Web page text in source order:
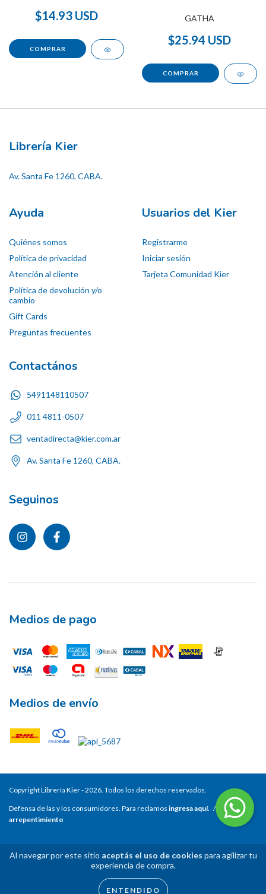
Al navegar por este sitio aceptás el uso de cookies para agilizar tu
experiencia de compra.
ENTENDIDO
$14.93 USD GATHA
$25.94 USD
Librería Kier
Av. Santa Fe 1260, CABA.
Ayuda
Quiénes somos
Política de privacidad
Atención al cliente
Política de devolución y/o
cambio
Gift Cards
Preguntas frecuentes
Usuarios del Kier
Registrarme
Iniciar sesión
Tarjeta Comunidad Kier
Contactános
5491148110507
011 4811-0507
ventadirecta@kier.com.ar
Av. Santa Fe 1260, CABA.
Seguinos
Medios de pago
Medios de envío
Copyright Librería Kier - 2026. Todos los derechos reservados.
Defensa de las y los consumidores. Para reclamos ingresa aquí. /
Botón de
arrepentimiento